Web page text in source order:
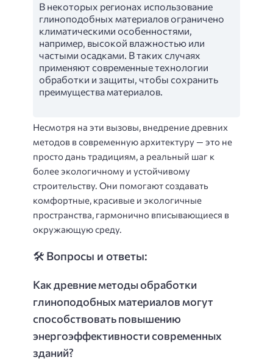
В некоторых регионах использование
глиноподобных материалов ограничено
климатическими особенностями,
например, высокой влажностью или
частыми осадками. В таких случаях
применяют современные технологии
обработки и защиты, чтобы сохранить
преимущества материалов.
Несмотря на эти вызовы, внедрение древних
методов в современную архитектуру — это не
просто дань традициям, а реальный шаг к
более экологичному и устойчивому
строительству. Они помогают создавать
комфортные, красивые и экологичные
пространства, гармонично вписывающиеся в
окружающую среду.
🛠️ Вопросы и ответы:
Как древние методы обработки
глиноподобных материалов могут
способствовать повышению
энергоэффективности современных
зданий?